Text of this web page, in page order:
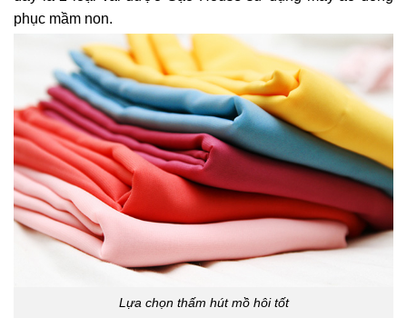
phục mầm non.
Lựa chọn thấm hút mồ hôi tốt